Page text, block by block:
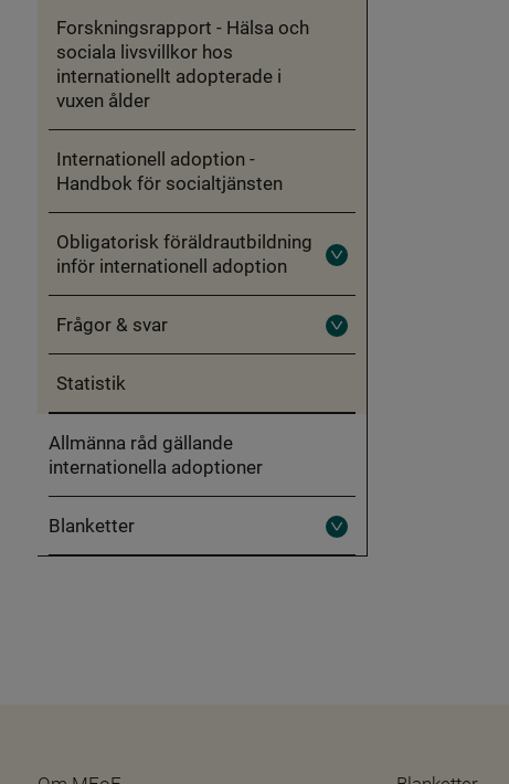
Forskningsrapport - Hälsa och
sociala livsvillkor hos
internationellt adopterade i
vuxen ålder
Internationell adoption -
Handbok för socialtjänsten
Obligatorisk föräldrautbildning
inför internationell adoption
Fäll
Obligatorisk
föräldrautbildning
inför
Frågor & svar
Fäll
ut
Statistik
Allmänna råd gällande
internationella adoptioner
Blanketter
Fäll
ut